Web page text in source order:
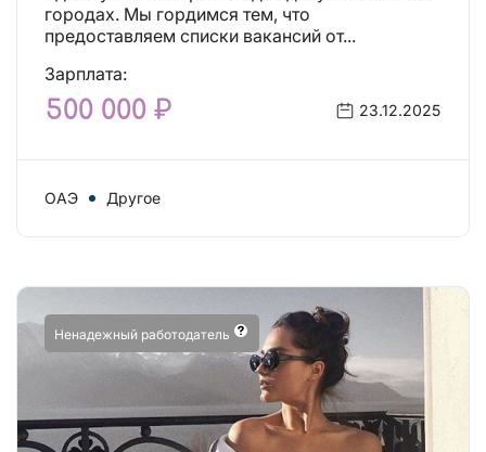
городах. Мы гордимся тем, что
предоставляем списки вакансий от...
Зарплата:
500 000 ₽ 23.12.2025
ОАЭ Другое
Ненадежный работодатель